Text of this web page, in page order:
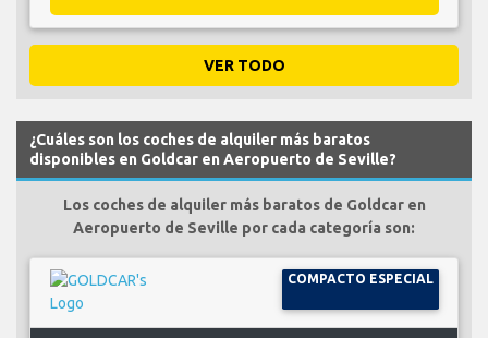
VER TODO
¿Cuáles son los coches de alquiler más baratos
disponibles en Goldcar en Aeropuerto de Seville?
Los coches de alquiler más baratos de Goldcar en
Aeropuerto de Seville por cada categoría son:
COMPACTO ESPECIAL